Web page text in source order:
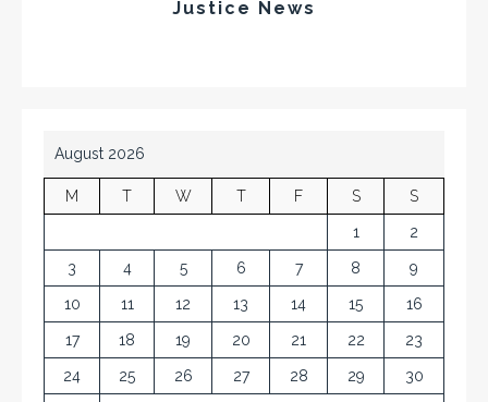
Justice News
August 2026
M T W T F S S
1 2
3 4 5 6 7 8 9
10 11 12 13 14 15 16
17 18 19 20 21 22 23
24 25 26 27 28 29 30